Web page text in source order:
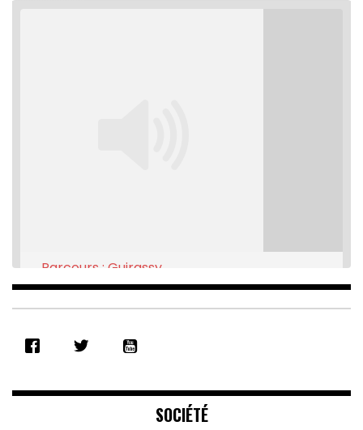
RSS FEED
EMBED
Parcours : Guirassy
Feb 16, 2021 • 28:08
SOCIÉTÉ